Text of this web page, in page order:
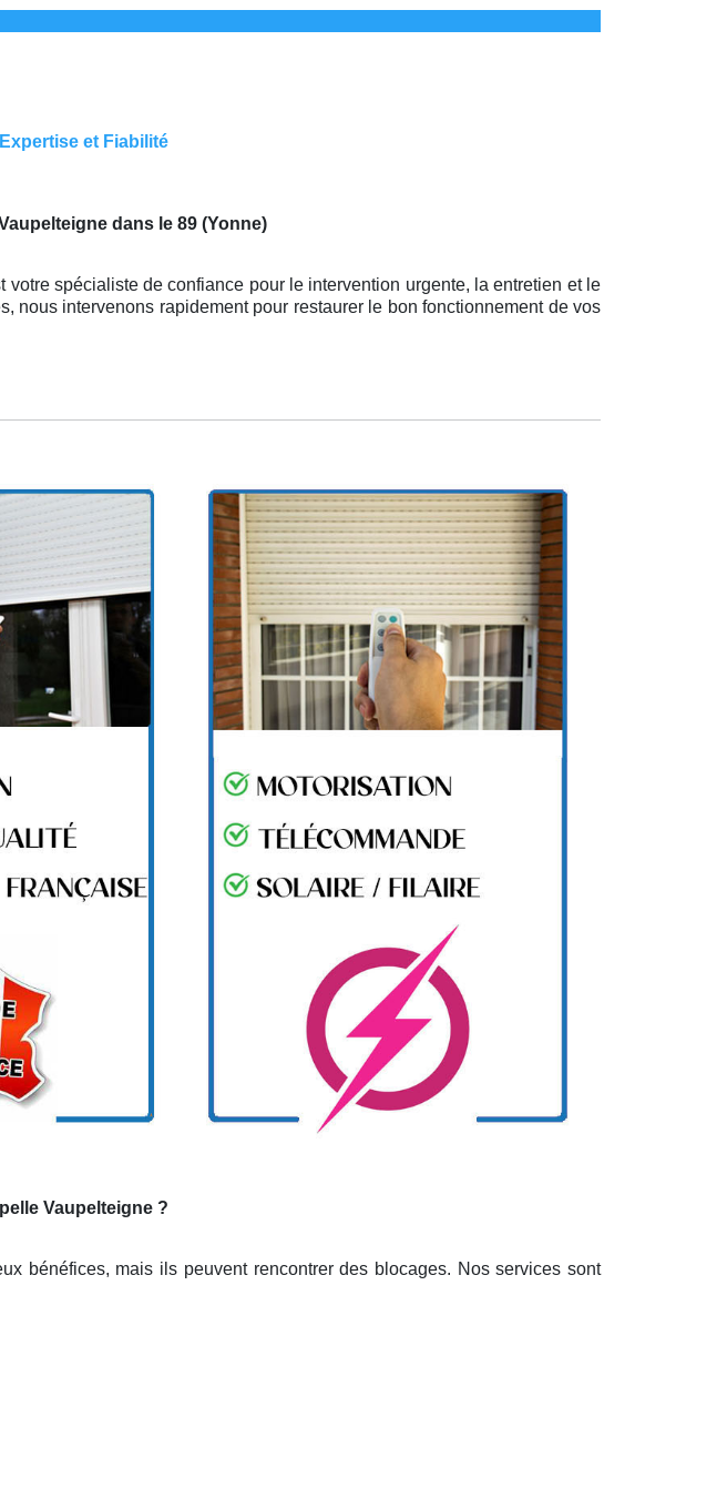
et Fiabilité
dans le 89 (Yonne)
votre spécialiste de confiance pour le intervention urgente, la entretien et le
nous intervenons rapidement pour restaurer le bon fonctionnement de vos
Vaupelteigne ?
bénéfices, mais ils peuvent rencontrer des blocages. Nos services sont